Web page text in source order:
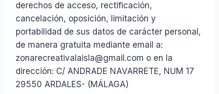
derechos de acceso, rectificación,
cancelación, oposición, limitación y
portabilidad de sus datos de carácter personal,
de manera gratuita mediante email a:
zonarecreativalaisla@gmail.com o en la
dirección: C/ ANDRADE NAVARRETE, NUM 17
29550 ARDALES- (MÁLAGA)